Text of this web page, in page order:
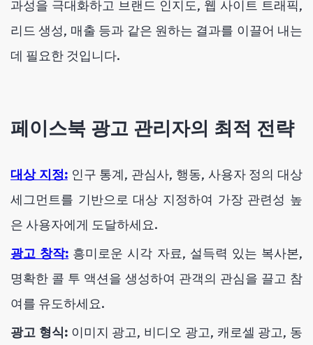
과성을 극대화하고 브랜드 인지도, 웹 사이트 트래픽,
리드 생성, 매출 등과 같은 원하는 결과를 이끌어 내는
데 필요한 것입니다.
페이스북 광고 관리자의 최적 전략
대상 지정:인구 통계, 관심사, 행동, 사용자 정의 대상
세그먼트를 기반으로 대상 지정하여 가장 관련성 높
은 사용자에게 도달하세요.
광고 창작: 흥미로운 시각 자료, 설득력 있는 복사본,
명확한 콜 투 액션을 생성하여 관객의 관심을 끌고 참
여를 유도하세요.
광고 형식:이미지 광고, 비디오 광고, 캐로셀 광고, 동